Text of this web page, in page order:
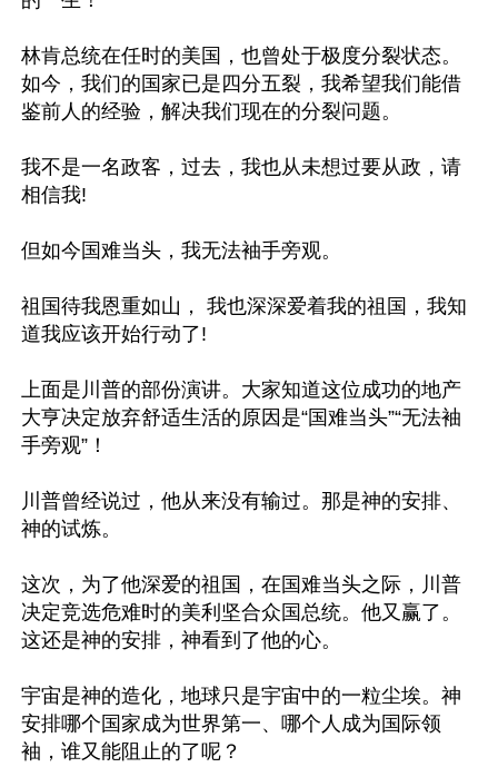
林肯总统在任时的美国，也曾处于极度分裂状态。
如今，我们的国家已是四分五裂，我希望我们能借
鉴前人的经验，解决我们现在的分裂问题。
我不是一名政客，过去，我也从未想过要从政，请
相信我!
但如今国难当头，我无法袖手旁观。
祖国待我恩重如山， 我也深深爱着我的祖国，我知
道我应该开始行动了!
上面是川普的部份演讲。大家知道这位成功的地产
大亨决定放弃舒适生活的原因是“国难当头”“无法袖
手旁观”！
川普曾经说过，他从来没有输过。那是神的安排、
神的试炼。
这次，为了他深爱的祖国，在国难当头之际，川普
决定竞选危难时的美利坚合众国总统。他又赢了。
这还是神的安排，神看到了他的心。
宇宙是神的造化，地球只是宇宙中的一粒尘埃。神
安排哪个国家成为世界第一、哪个人成为国际领
袖，谁又能阻止的了呢？